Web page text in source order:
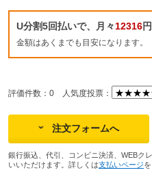
U分割5回払いで、月々12316
金額はあくまでも目安になります。
評価件数：0 人気度投票：
注文フォームへ
銀行振込、代引、コンビニ決済、WEBク
いいただけます。詳しくは支払いページ